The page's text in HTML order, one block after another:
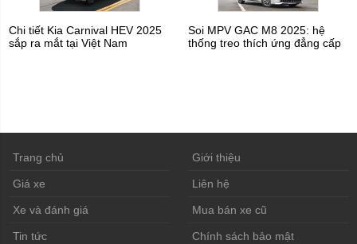
Chi tiết Kia Carnival HEV 2025
sắp ra mắt tại Việt Nam
Soi MPV GAC M8 2025: hệ
thống treo thích ứng đẳng cấp
Trang chủ Giới thiệu
Giá xe Liên hệ
Xe và đánh giá Mua bán xe cũ
Tin tức Chính sách bảo mật